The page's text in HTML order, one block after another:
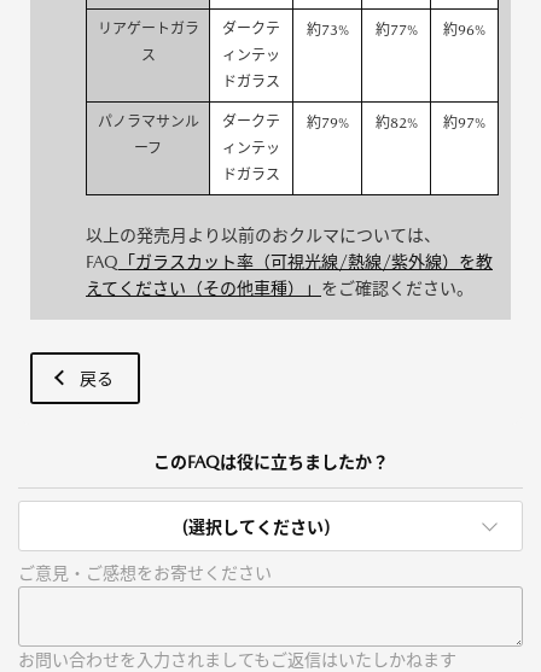
リアゲートガラ
ス
ダークテ
ィンテッ
ドガラス
約73% 約77% 約96%
パノラマサンル
ーフ
ダークテ
ィンテッ
ドガラス
約79% 約82% 約97%
以上の発売月より以前のおクルマについては、
FAQ 「ガラスカット率（可視光線/熱線/紫外線）を教
えてください（その他車種）」 をご確認ください。
戻る
このFAQは役に立ちましたか？
(選択してください)
ご意見・ご感想をお寄せください
お問い合わせを入力されましてもご返信はいたしかねます